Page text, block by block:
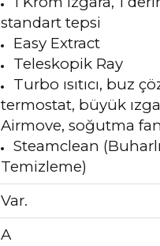
standart tepsi
Easy Extract
Teleskopik Ray
Turbo ısıtıcı, buz
termostat, büyük
Airmove, soğutma
Steamclean (Buharlı
Temizleme)
Var.
A